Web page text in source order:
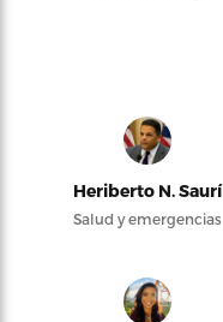
Heriberto N. Saurí
Salud y emergencias